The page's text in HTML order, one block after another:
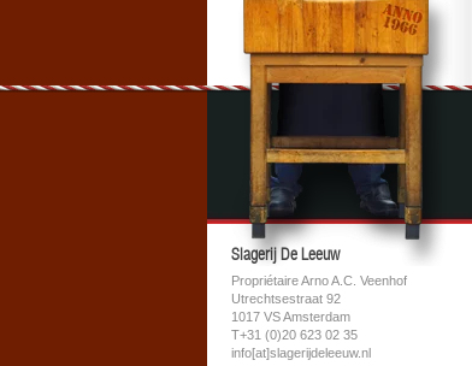
Slagerij De Leeuw
Propriétaire Arno A.C. Veenhof
Utrechtsestraat 92
1017 VS Amsterdam
T+31 (0)20 623 02 35
info[at]slagerijdeleeuw.nl